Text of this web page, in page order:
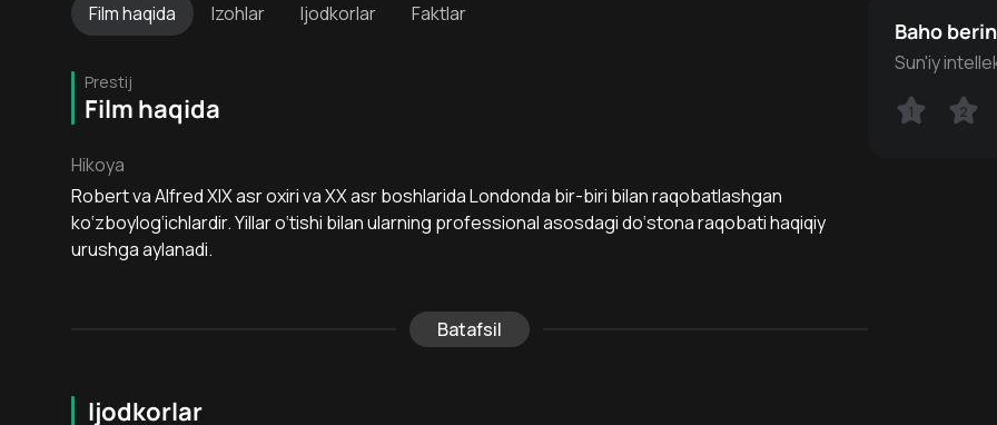
Filmhaqida Izohlar Ijodkorlar Faktlar
Prestij
Film haqida
Hikoya
Robert va Alfred XIX asr oxiri va XX asr boshlarida Londonda bir-biri bilan raqobatlashgan
ko‘zboylog‘ichlardir. Yillar o‘tishi bilan ularning professional asosdagi do‘stona raqobati haqiqiy
urushga aylanadi.
Batafsil
Ijodkorlar
Baho
Sun'iy
1 2
1 2